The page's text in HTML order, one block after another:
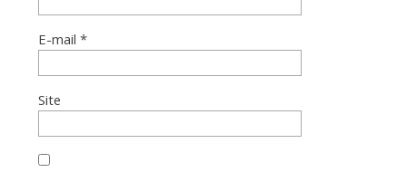
E-mail *
Site